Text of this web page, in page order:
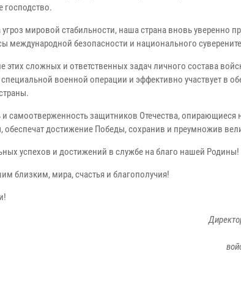
господство.
мировой стабильности, наша страна вновь уверенно
международной безопасности и национального
этих сложных и ответственных задач личного состава
военной операции и эффективно участвует в
и самоотверженность защитников Отечества,
обеспечат достижение Победы, сохранив и преумножив
успехов и достижений в службе на благо нашей Родины!
близким, мира, счастья и благополучия!